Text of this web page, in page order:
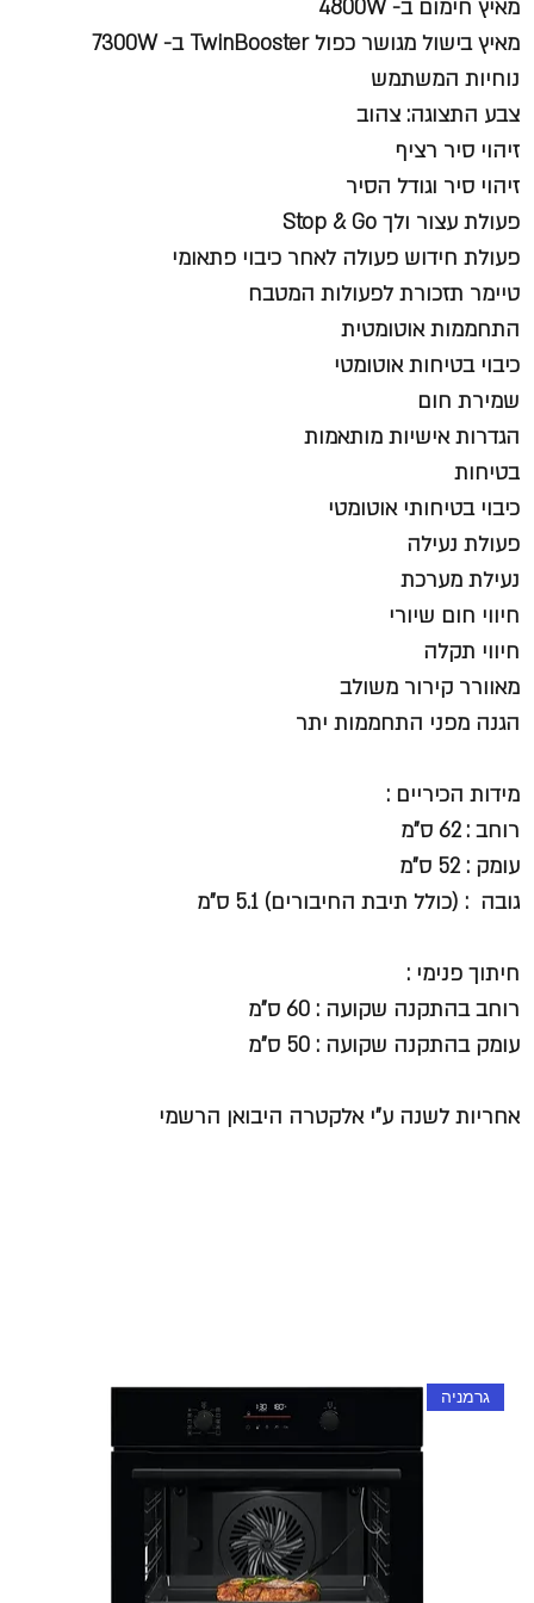
מאיץ חימום ב- 4800W
מאיץ בישול מגושר כפול TwinBooster ב- 7300W
נוחיות המשתמש
צבע התצוגה: צהוב
זיהוי סיר רציף
זיהוי סיר וגודל הסיר
פעולת עצור ולך Stop & Go
פעולת חידוש פעולה לאחר כיבוי פתאומי
טיימר תזכורת לפעולות המטבח
התחממות אוטומטית
כיבוי בטיחות אוטומטי
שמירת חום
הגדרות אישיות מותאמות
בטיחות
כיבוי בטיחותי אוטומטי
פעולת נעילה
נעילת מערכת
חיווי חום שיורי
חיווי תקלה
מאוורר קירור משולב
הגנה מפני התחממות יתר
מידות הכיריים :
רוחב : 62 ס"מ
עומק : 52 ס"מ
גובה : (כולל תיבת החיבורים) 5.1 ס"מ
חיתוך פנימי :
רוחב בהתקנה שקועה : 60 ס"מ
עומק בהתקנה שקועה : 50 ס"מ
אחריות לשנה ע"י אלקטרה היבואן הרשמי
גרמניה